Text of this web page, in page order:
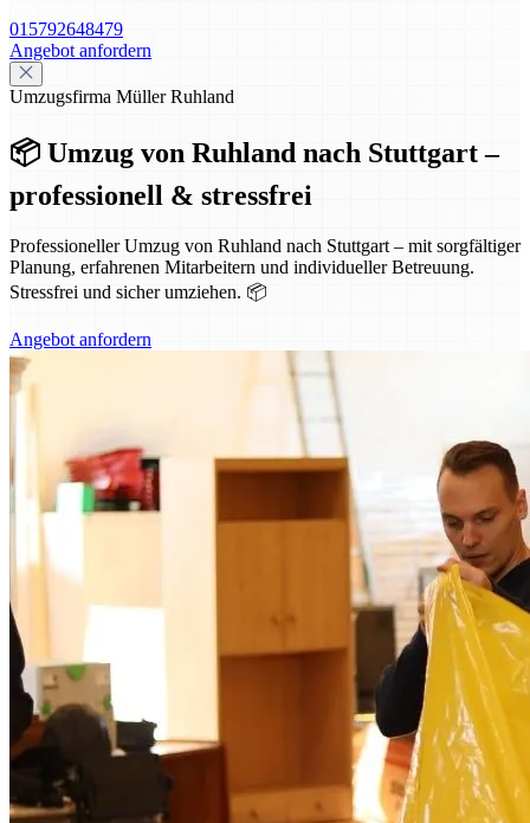
015792648479
Angebot anfordern
Umzugsfirma Müller Ruhland
📦 Umzug von Ruhland nach Stuttgart –
professionell & stressfrei
Professioneller Umzug von Ruhland nach Stuttgart – mit sorgfältiger
Planung, erfahrenen Mitarbeitern und individueller Betreuung.
Stressfrei und sicher umziehen. 📦
Angebot anfordern